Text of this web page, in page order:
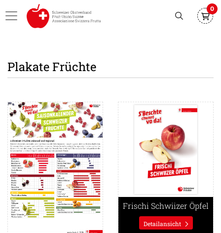
0
Plakate Früchte
Detailansicht Saisonkalender Früchte
Frischi Schwiizer Öpfel
Detailansicht
Detailansicht Frischi